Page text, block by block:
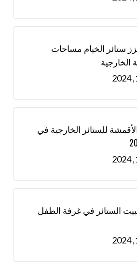
ستائر الخيام مساحات
الخارجية
للستائر الخارجية في
الستائر في غرفة الطفل